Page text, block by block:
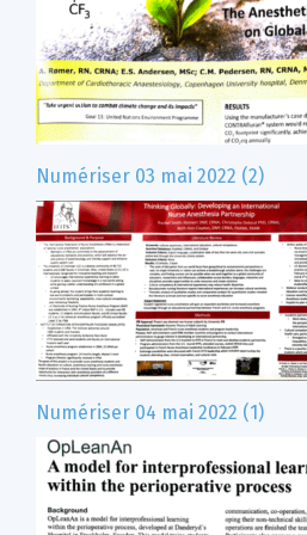
Numériser 03 mai 2022 (2)
Numériser 04 mai 2022 (1)